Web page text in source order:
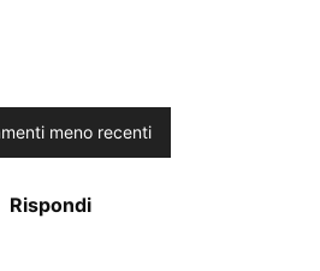
meno recenti
Rispondi